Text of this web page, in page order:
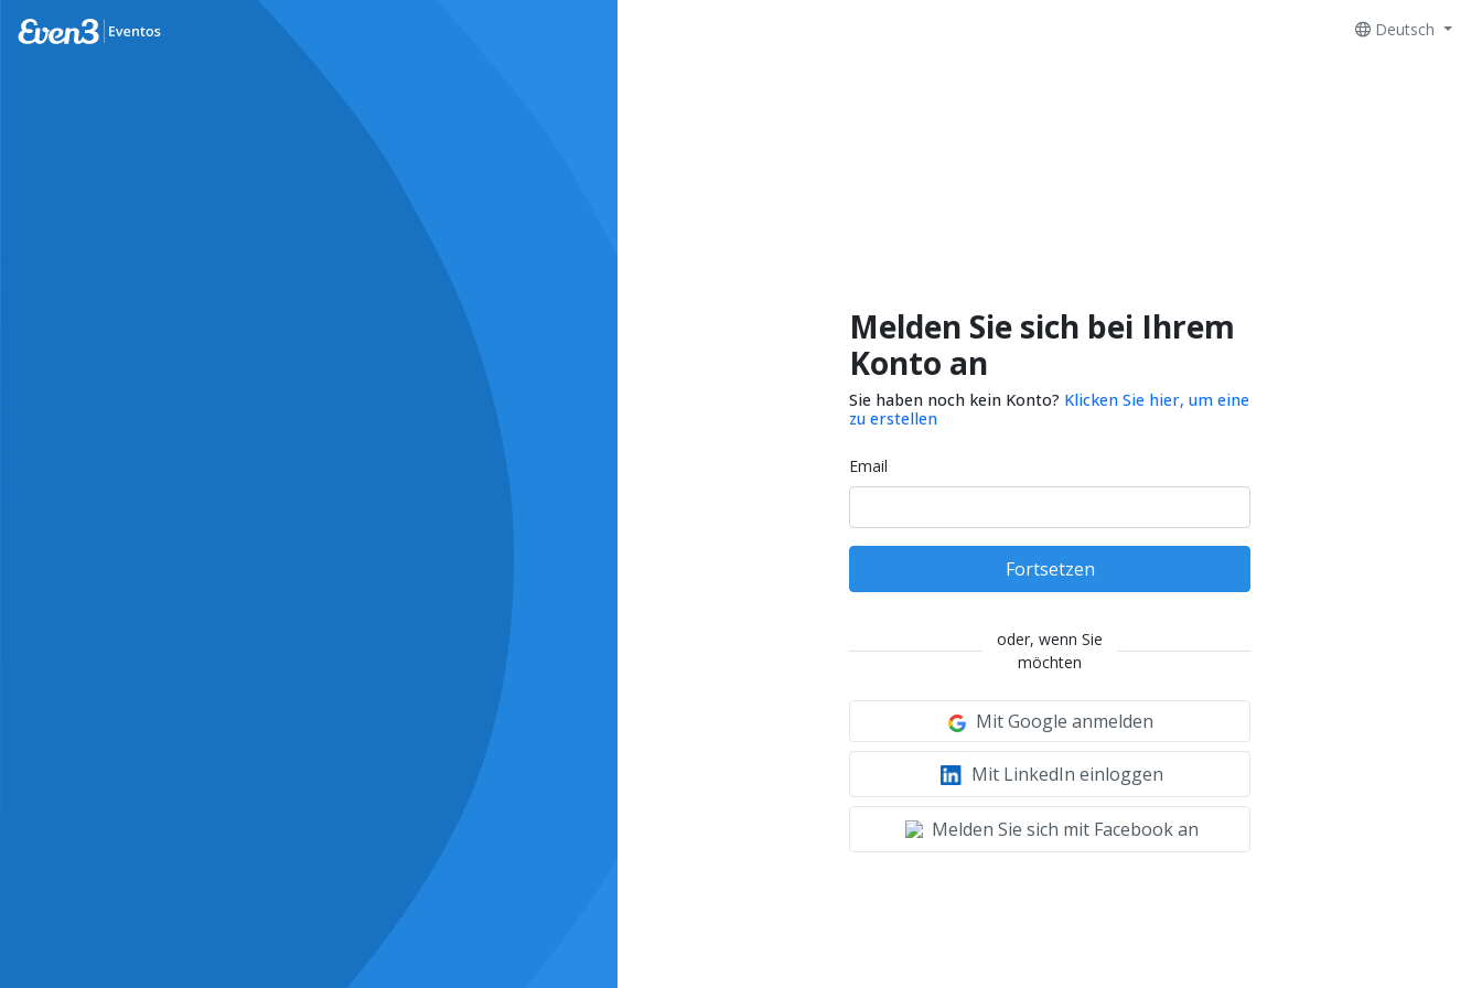
Deutsch
Melden Sie sich bei Ihrem
Konto an
Sie haben noch kein Konto? Klicken Sie hier, um eine
zu erstellen
Email
Fortsetzen
oder, wenn Sie
möchten
Mit Google anmelden
Mit LinkedIn einloggen
Melden Sie sich mit Facebook an